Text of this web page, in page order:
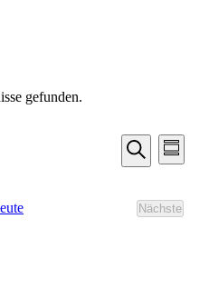
gefunden.
Suche
und
Suche
Nächste